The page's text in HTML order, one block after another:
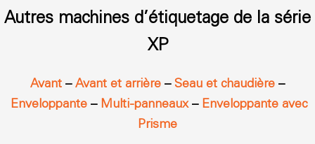
Autres machines d’étiquetage de la série
XP
Avant – Avant et arrière – Seau et chaudière –
Enveloppante – Multi-panneaux– Enveloppante avec
Prisme